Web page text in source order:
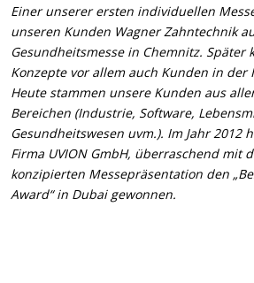
Einer unserer ersten individuellen
unseren Kunden Wagner Zahntechnik
Gesundheitsmesse in Chemnitz. Später
Konzepte vor allem auch Kunden in der
Heute stammen unsere Kunden aus
Bereichen (Industrie, Software,
Gesundheitswesen uvm.). Im Jahr 2012
Firma UVION GmbH, überraschend mit
konzipierten Messepräsentation den
Award“ in Dubai gewonnen.